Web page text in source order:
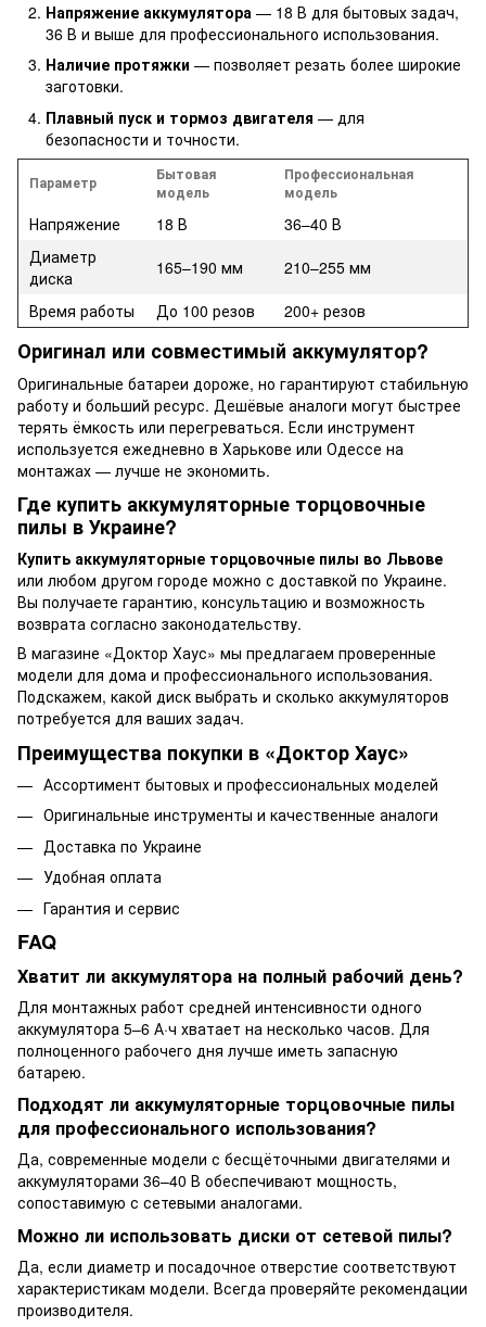
Напряжение аккумулятора — 18 В для бытовых задач,
36 В и выше для профессионального использования.
Наличие протяжки — позволяет резать более широкие
заготовки.
Плавный пуск и тормоз двигателя — для
безопасности и точности.
Параметр
Бытовая
модель
Профессиональная
модель
Напряжение 18 В
36–40 В
Диаметр
диска
165–190 мм
210–255 мм
Время работы
До 100 резов 200+ резов
Оригинал или совместимый аккумулятор?
Оригинальные батареи дороже, но гарантируют стабильную
работу и больший ресурс. Дешёвые аналоги могут быстрее
терять ёмкость или перегреваться. Если инструмент
используется ежедневно в Харькове или Одессе на
монтажах — лучше не экономить.
Где купить аккумуляторные торцовочные
пилы в Украине?
Купить аккумуляторные торцовочные пилы во Львове
или любом другом городе можно с доставкой по Украине.
Вы получаете гарантию, консультацию и возможность
возврата согласно законодательству.
В магазине «Доктор Хаус» мы предлагаем проверенные
модели для дома и профессионального использования.
Подскажем, какой диск выбрать и сколько аккумуляторов
потребуется для ваших задач.
Преимущества покупки в «Доктор Хаус»
Ассортимент бытовых и профессиональных моделей
Оригинальные инструменты и качественные аналоги
Доставка по Украине
Удобная оплата
Гарантия и сервис
FAQ
Хватит ли аккумулятора на полный рабочий день?
Для монтажных работ средней интенсивности одного
аккумулятора 5–6 А·ч хватает на несколько часов. Для
полноценного рабочего дня лучше иметь запасную
батарею.
Подходят ли аккумуляторные торцовочные пилы
для профессионального использования?
Да, современные модели с бесщёточными двигателями и
аккумуляторами 36–40 В обеспечивают мощность,
сопоставимую с сетевыми аналогами.
Можно ли использовать диски от сетевой пилы?
Да, если диаметр и посадочное отверстие соответствуют
характеристикам модели. Всегда проверяйте рекомендации
производителя.